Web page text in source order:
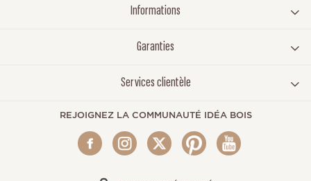
Informations
Garanties
Services clientèle
REJOIGNEZ LA COMMUNAUTÉ IDÉA BOIS